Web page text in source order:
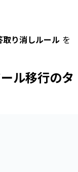
取り消しルール を
ル移行のタ